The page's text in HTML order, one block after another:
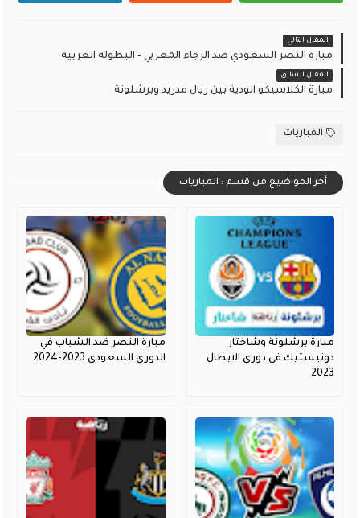
المقال التالي
مبارة النصر السعودي ضد الرجاء المغربي - البطولة العربية
المقال السابق
مبارة الكلاسيكو الودية بين ريال مدريد وبرشلونة
المباريات
أخر المواضيع من قسم : المباريات
مبارة برشلونة وشاختار
دونيستيك في دوري الابطال
2023
مبارة النصر ضد الشباب في
الدوري السعودي 2023-2024